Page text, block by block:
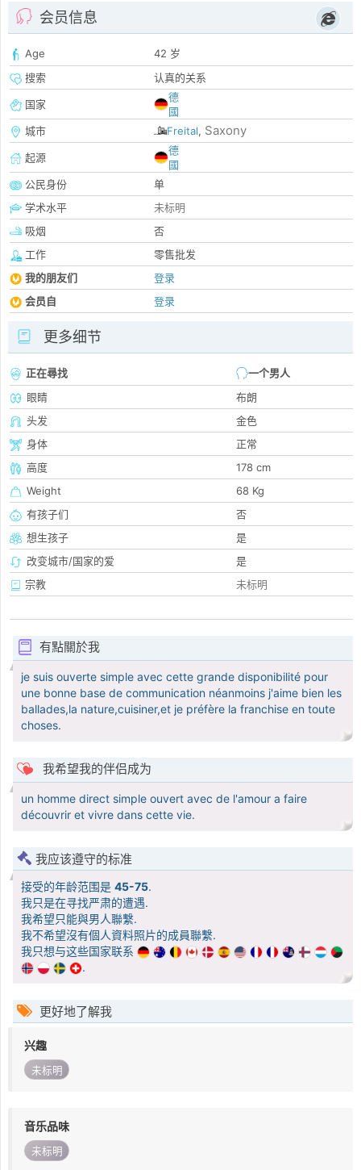
会员信息
Age
42 岁
搜索
认真的关系
国家
德
國
城市
Freital, Saxony
起源
德
國
公民身份
单
学术水平
未标明
吸烟
否
工作
零售批发
我的朋友们
登录
会员自
登录
更多细节
正在尋找
一个男人
眼睛
布朗
头发
金色
身体
正常
高度
178 cm
Weight
68 Kg
有孩子们
否
想生孩子
是
改变城市/国家的爱
是
宗教
未标明
有點關於我
je suis ouverte simple avec cette grande disponibilité pour
une bonne base de communication néanmoins j'aime bien les
ballades,la nature,cuisiner,et je préfère la franchise en toute
choses.
我希望我的伴侣成为
un homme direct simple ouvert avec de l'amour a faire
découvrir et vivre dans cette vie.
我应该遵守的标准
接受的年龄范围是 45-75.
我只是在寻找严肃的遭遇.
我希望只能與男人聯繫.
我不希望沒有個人資料照片的成員聯繫.
我只想与这些国家联系
.
更好地了解我
兴趣
未标明
音乐品味
未标明